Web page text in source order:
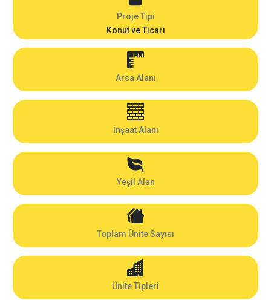
Proje Tipi
Konut ve Ticari
Arsa Alanı
İnşaat Alanı
Yeşil Alan
Toplam Ünite Sayısı
Ünite Tipleri